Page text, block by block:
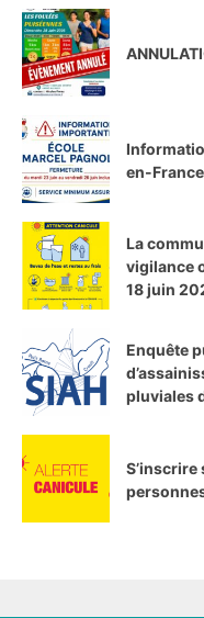
en-
La
vigilance
18 juin
Enquête
pluviales